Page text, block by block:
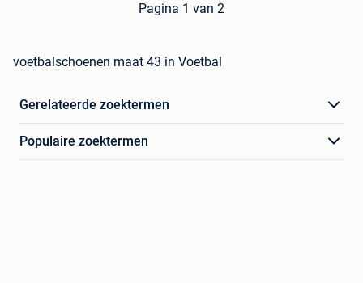
Pagina 1 van 2
voetbalschoenen maat 43 in Voetbal
Gerelateerde zoektermen
Populaire zoektermen